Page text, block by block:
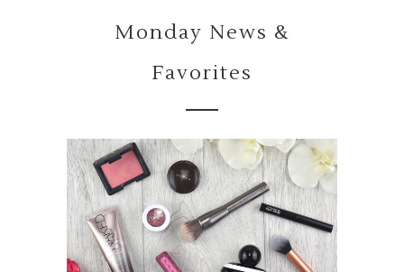
Monday News &
Favorites